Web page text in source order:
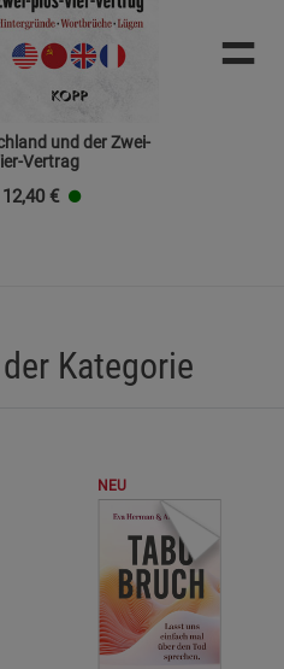
und der Zwei-
Vertrag
12,40 €
=
Kategorie
NEU
(3) Marketing
anzeigen
Datenschutzerklärung